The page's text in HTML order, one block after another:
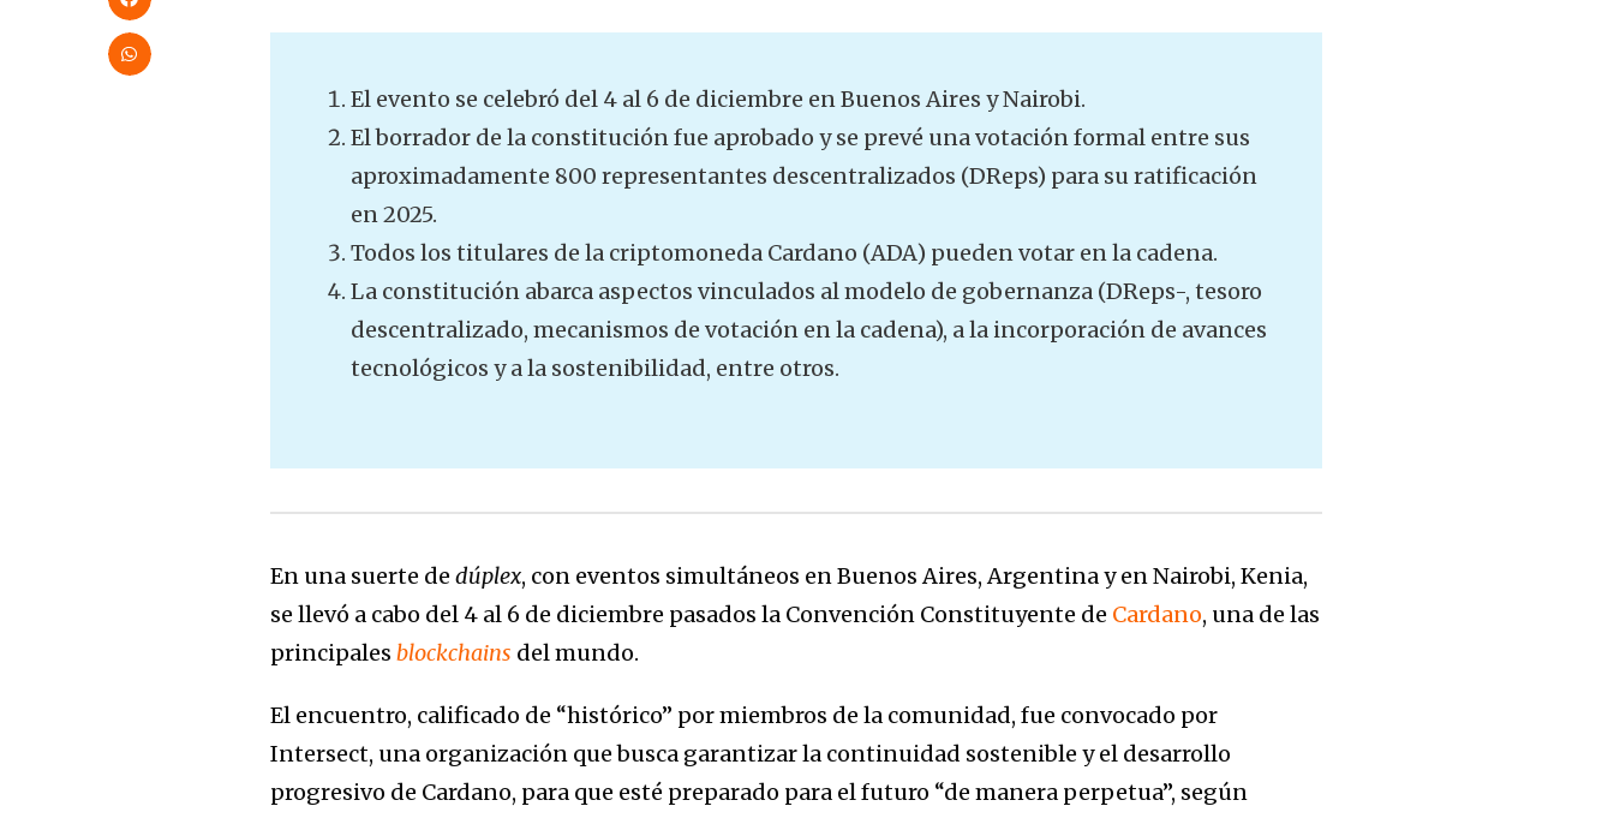
El evento se celebró del 4 al 6 de diciembre en Buenos Aires y Nairobi.
El borrador de la constitución fue aprobado y se prevé una votación formal entre sus
aproximadamente 800 representantes descentralizados (DReps) para su ratificación
en 2025.
Todos los titulares de la criptomoneda Cardano (ADA) pueden votar en la cadena.
La constitución abarca aspectos vinculados al modelo de gobernanza (DReps-, tesoro
descentralizado, mecanismos de votación en la cadena), a la incorporación de avances
tecnológicos y a la sostenibilidad, entre otros.
En una suerte dedúplex, con eventos simultáneos en Buenos Aires, Argentina y en Nairobi, Kenia,
se llevó a cabo del 4 al 6 de diciembre pasados la Convención Constituyente de Cardano, una de las
principalesblockchains del mundo.
El encuentro, calificado de “histórico” por miembros de la comunidad, fue convocado por
Intersect, una organización que busca garantizar la continuidad sostenible y el desarrollo
progresivo de Cardano, para que esté preparado para el futuro “de manera perpetua”, según